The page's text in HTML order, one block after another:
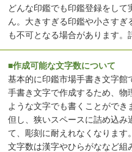
どんな印鑑でも印鑑登録をし
ん。大きすぎる印鑑や小さす
も不可となる場合があります。
■作成可能な文字数について
基本的に印鑑市場手書き文字館
手書き文字で作成するため、
ような文字でも書くことができ
但し、狭いスペースに詰め込み
て、彫刻に耐えれなくなります。
文字数は漢字やひらがななど組